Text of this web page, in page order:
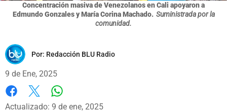
Concentración masiva de Venezolanos en Cali apoyaron a
Edmundo Gonzales y María Corina Machado. Suministrada por la
comunidad.
Por: Redacción BLU Radio
9 de Ene, 2025
Facebook
X
Actualizado: 9 de ene, 2025